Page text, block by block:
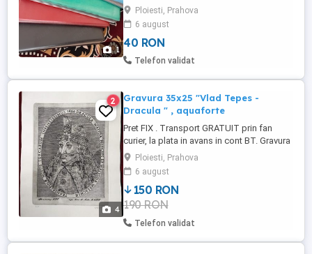
1
sunteti de acord cu trimiterea prin curier
rapid si plata integrala in avans. . Pret 4
albume: 160 lei (40 lei bucata); Pret 1
album: 50 lei. . Albume foto din perioada
comunista; - dimensiuni mari: 36 x 26 cm; -
Ploiesti, Prahova
6 august
40 RON
Telefon validat
4
2
Gravura 35x25 "Vlad Tepes -
Dracula " , aquaforte
Pret FIX . Transport GRATUIT prin fan
curier, la plata in avans in cont BT. Gravura
proprie Bran Castelul Reginei Maria -
tehnica aquaforte placa otel , transfer pe
presa de gravura - dimensiuni stampa 26 x
19 cm - hartie alb - fildes 246 gr. mp -
cerneala Charbonnel Franta - dimensiune
...
Ploiesti, Prahova
6 august
150 RON
190 RON
Telefon validat